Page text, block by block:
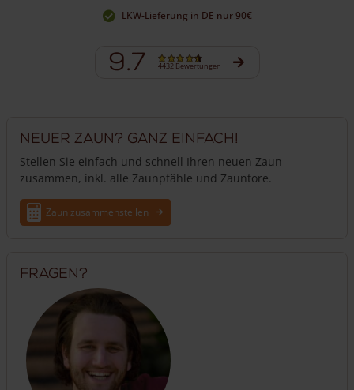
LKW-Lieferung in DE nur 90€
9.7 4432 Bewertungen
Neuer Zaun? Ganz einfach!
Stellen Sie einfach und schnell Ihren neuen Zaun
zusammen, inkl. alle Zaunpfähle und Zauntore.
Zaun zusammenstellen
Fragen?